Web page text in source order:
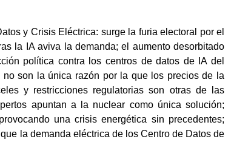
y Crisis Eléctrica: surge la furia electoral por el
la IA aviva la demanda; el aumento desorbitado
política contra los centros de datos de IA del
son la única razón por la que los precios de la
y restricciones regulatorias son otras de las
apuntan a la nuclear como única solución;
una crisis energética sin precedentes;
la demanda eléctrica de los Centro de Datos de